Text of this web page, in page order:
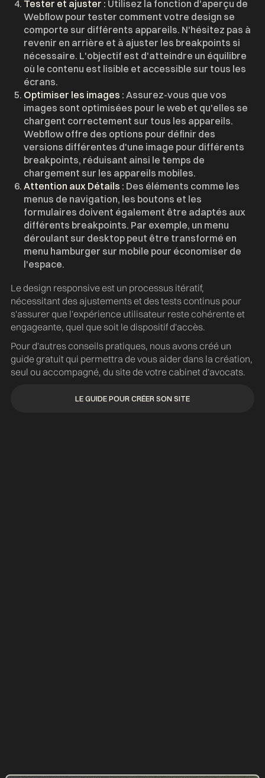
Tester et ajuster : Utilisez la fonction d'aperçu de
Webflow pour tester comment votre design se
comporte sur différents appareils. N'hésitez pas à
revenir en arrière et à ajuster les breakpoints si
nécessaire. L'objectif est d'atteindre un équilibre
où le contenu est lisible et accessible sur tous les
écrans.
Optimiser les images : Assurez-vous que vos
images sont optimisées pour le web et qu'elles se
chargent correctement sur tous les appareils.
Webflow offre des options pour définir des
versions différentes d'une image pour différents
breakpoints, réduisant ainsi le temps de
chargement sur les appareils mobiles.
Attention aux Détails : Des éléments comme les
menus de navigation, les boutons et les
formulaires doivent également être adaptés aux
différents breakpoints. Par exemple, un menu
déroulant sur desktop peut être transformé en
menu hamburger sur mobile pour économiser de
l'espace.
Le design responsive est un processus itératif,
nécessitant des ajustements et des tests continus pour
s'assurer que l'expérience utilisateur reste cohérente et
engageante, quel que soit le dispositif d'accès.
Pour d'autres conseils pratiques, nous avons créé un
guide gratuit qui permettra de vous aider dans la création,
seul ou accompagné, du site de votre cabinet d'avocats.
LE GUIDE POUR CRÉER SON SITE